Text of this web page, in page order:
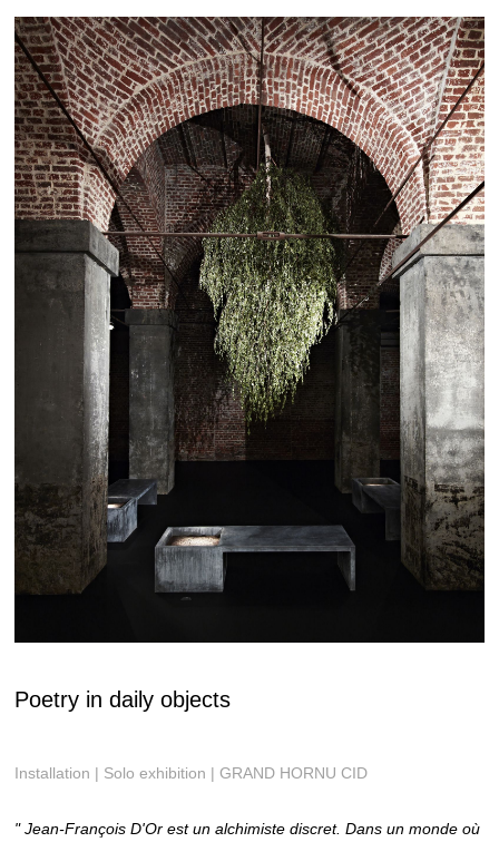
Poetry in daily objects
Installation | Solo exhibition | GRAND HORNU CID
" Jean-François D'Or est un alchimiste discret. Dans un monde où